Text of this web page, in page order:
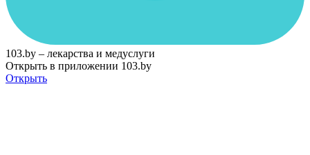
103.by – лекарства и медуслуги
Открыть в приложении 103.by
Открыть